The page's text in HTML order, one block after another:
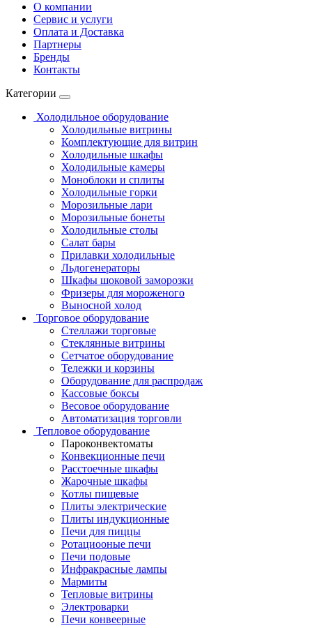
О компании
Сервис и услуги
Оплата и Доставка
Партнеры
Бренды
Контакты
Категории
Холодильное оборудование
Холодильные витрины
Комплектующие для витрин
Холодильные шкафы
Холодильные камеры
Моноблоки и сплиты
Холодильные горки
Морозильные лари
Морозильные бонеты
Холодильные столы
Салат бары
Прилавки холодильные
Льдогенераторы
Шкафы шоковой заморозки
Фризеры для мороженого
Выносной холод
Торговое оборудование
Стеллажи торговые
Стеклянные витрины
Сетчатое оборудование
Тележки и корзины
Оборудование для распродаж
Кассовые боксы
Весовое оборудование
Автоматизация торговли
Тепловое оборудование
Пароконвектоматы
Конвекционные печи
Расстоечные шкафы
Жарочные шкафы
Котлы пищевые
Плиты электрические
Плиты индукционные
Печи для пиццы
Ротациооные печи
Печи подовые
Инфракрасные лампы
Мармиты
Тепловые витрины
Электроварки
Печи конвеерные